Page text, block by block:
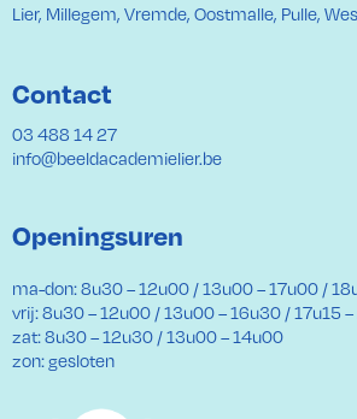
Lier, Millegem, Vremde, Oostmalle, Pulle,
Contact
03 488 14 27
info@beeldacademielier.be
Openingsuren
ma-don: 8u30 – 12u00 / 13u00 – 17u00 /
vrij: 8u30 – 12u00 / 13u00 – 16u30 / 17u15
zat: 8u30 – 12u30 / 13u00 – 14u00
zon: gesloten